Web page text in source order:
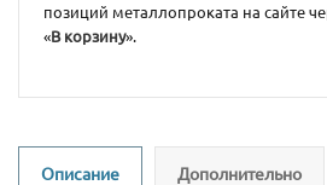
позиций металлопроката на сайте
«В корзину».
Описание Дополнительно